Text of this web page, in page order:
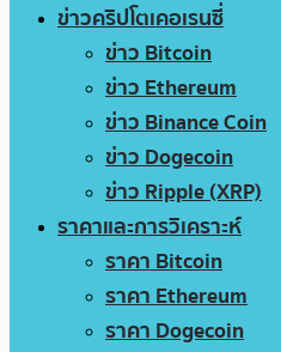
ข่าวคริปโตเคอเรนซี่
ข่าว Bitcoin
ข่าว Ethereum
ข่าว Binance Coin
ข่าว Dogecoin
ข่าว Ripple (XRP)
ราคาและการวิเคราะห์
ราคา Bitcoin
ราคา Ethereum
ราคา Dogecoin